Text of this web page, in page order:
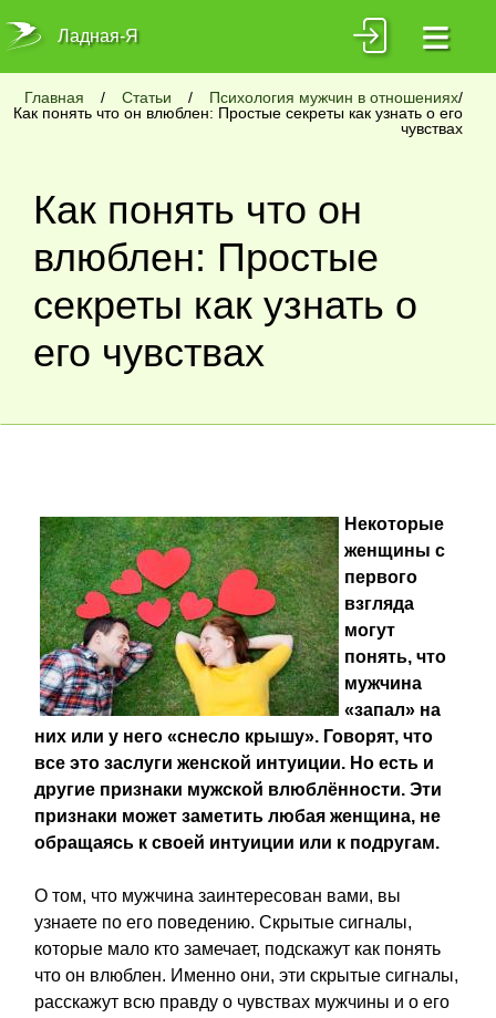
Ладная-Я ≡
Главная / Статьи / Психология мужчин в отношениях/
Как понять что он влюблен: Простые секреты как узнать о его
чувствах
Как понять что он
влюблен: Простые
секреты как узнать о
его чувствах
Некоторые
женщины с
первого
взгляда
могут
понять, что
мужчина
«запал» на
них или у него «снесло крышу». Говорят, что
все это заслуги женской интуиции. Но есть и
другие признаки мужской влюблённости. Эти
признаки может заметить любая женщина, не
обращаясь к своей интуиции или к подругам.
О том, что мужчина заинтересован вами, вы
узнаете по его поведению. Скрытые сигналы,
которые мало кто замечает, подскажут как понять
что он влюблен. Именно они, эти скрытые сигналы,
расскажут всю правду о чувствах мужчины и о его